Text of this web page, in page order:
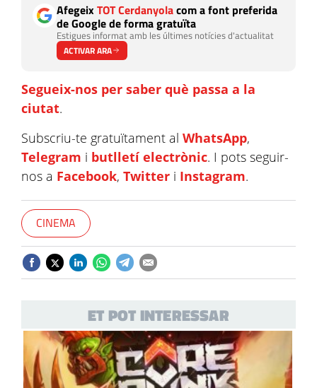
AfegeixTOT Cerdanyolacom a font preferida
de Google de forma gratuïta
Estigues informat amb les últimes notícies d'actualitat
ACTIVAR ARA
Segueix-nos per saber què passa a la
ciutat.
Subscriu-te gratuïtament al WhatsApp,
Telegram i butlletí electrònic. I pots seguir-
nos a Facebook, Twitter i Instagram.
CINEMA
ET POT INTERESSAR